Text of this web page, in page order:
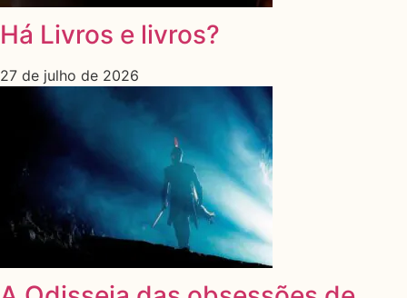
Há Livros e livros?
27 de julho de 2026